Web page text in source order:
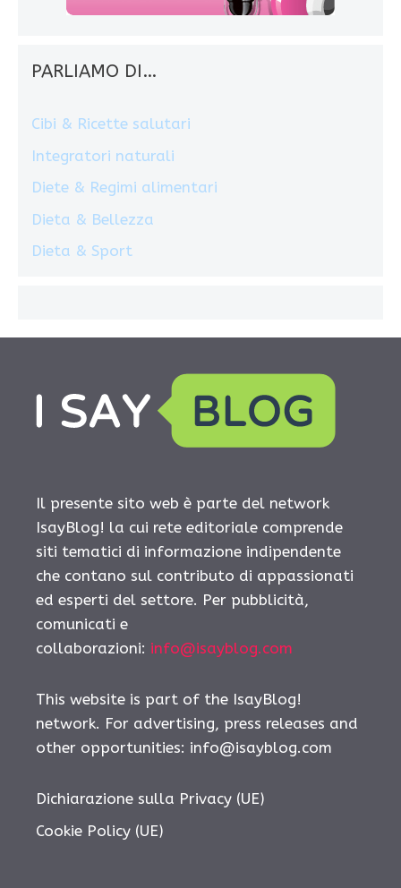
PARLIAMO DI…
Cibi & Ricette salutari
Integratori naturali
Diete & Regimi alimentari
Dieta & Bellezza
Dieta & Sport
Il presente sito web è parte del network
IsayBlog! la cui rete editoriale comprende
siti tematici di informazione indipendente
che contano sul contributo di appassionati
ed esperti del settore. Per pubblicità,
comunicati e
collaborazioni: info@isayblog.com
This website is part of the IsayBlog!
network. For advertising, press releases and
other opportunities: info@isayblog.com
Dichiarazione sulla Privacy (UE)
Cookie Policy (UE)